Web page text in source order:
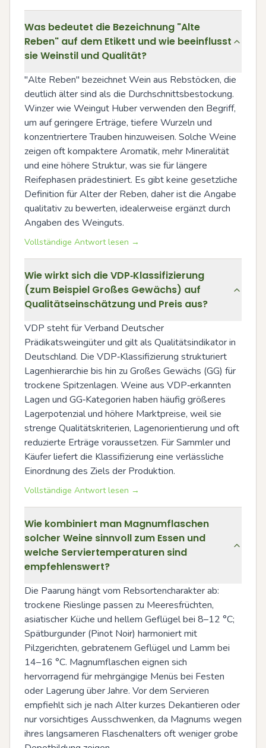
Was bedeutet die Bezeichnung "Alte
Reben" auf dem Etikett und wie beeinflusst
sie Weinstil und Qualität?
"Alte Reben" bezeichnet Wein aus Rebstöcken, die
deutlich älter sind als die Durchschnittsbestockung.
Winzer wie Weingut Huber verwenden den Begriff,
um auf geringere Erträge, tiefere Wurzeln und
konzentriertere Trauben hinzuweisen. Solche Weine
zeigen oft kompaktere Aromatik, mehr Mineralität
und eine höhere Struktur, was sie für längere
Reifephasen prädestiniert. Es gibt keine gesetzliche
Definition für Alter der Reben, daher ist die Angabe
qualitativ zu bewerten, idealerweise ergänzt durch
Angaben des Weinguts.
Vollständige Antwort lesen →
Wie wirkt sich die VDP‑Klassifizierung
(zum Beispiel Großes Gewächs) auf
Qualitätseinschätzung und Preis aus?
VDP steht für Verband Deutscher
Prädikatsweingüter und gilt als Qualitätsindikator in
Deutschland. Die VDP‑Klassifizierung strukturiert
Lagenhierarchie bis hin zu Großes Gewächs (GG) für
trockene Spitzenlagen. Weine aus VDP‑erkannten
Lagen und GG‑Kategorien haben häufig größeres
Lagerpotenzial und höhere Marktpreise, weil sie
strenge Qualitätskriterien, Lagenorientierung und oft
reduzierte Erträge voraussetzen. Für Sammler und
Käufer liefert die Klassifizierung eine verlässliche
Einordnung des Ziels der Produktion.
Vollständige Antwort lesen →
Wie kombiniert man Magnumflaschen
solcher Weine sinnvoll zum Essen und
welche Serviertemperaturen sind
empfehlenswert?
Die Paarung hängt vom Rebsortencharakter ab:
trockene Rieslinge passen zu Meeresfrüchten,
asiatischer Küche und hellem Geflügel bei 8–12 °C;
Spätburgunder (Pinot Noir) harmoniert mit
Pilzgerichten, gebratenem Geflügel und Lamm bei
14–16 °C. Magnumflaschen eignen sich
hervorragend für mehrgängige Menüs bei Festen
oder Lagerung über Jahre. Vor dem Servieren
empfiehlt sich je nach Alter kurzes Dekantieren oder
nur vorsichtiges Ausschwenken, da Magnums wegen
ihres langsameren Flaschenalters oft weniger grobe